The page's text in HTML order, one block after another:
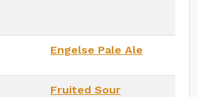
Engelse Pale Ale
Fruited Sour